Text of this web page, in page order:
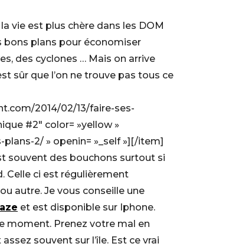
vie est plus chère dans les DOM
bons plans pour économiser
des cyclones … Mais on arrive
sûr que l’on ne trouve pas tous ce
2014/02/13/faire-ses-
#2″ color= »yellow »
2/ » openin= »_self »][/item]
souvent des bouchons surtout si
Celle ci est régulièrement
autre. Je vous conseille une
et est disponible sur Iphone.
moment. Prenez votre mal en
souvent sur l’île. Est ce vrai